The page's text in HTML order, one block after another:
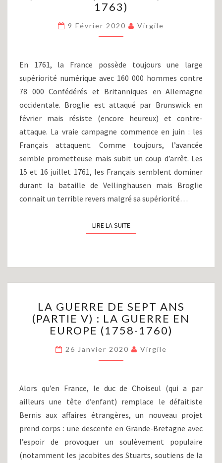
SEPT
(PARTIE
VII)
LA
PAIX
(1761-
1763)
1763)
9 Février 2020 Virgile
En 1761, la France possède toujours une large
supériorité numérique avec 160 000 hommes contre
78 000 Confédérés et Britanniques en Allemagne
occidentale. Broglie est attaqué par Brunswick en
février mais résiste (encore heureux) et contre-
attaque. La vraie campagne commence en juin : les
Français attaquent. Comme toujours, l’avancée
semble prometteuse mais subit un coup d’arrêt. Les
15 et 16 juillet 1761, les Français semblent dominer
durant la bataille de Vellinghausen mais Broglie
connait un terrible revers malgré sa supériorité…
LIRE LA SUITELIRE LA SUITE
GUERRE
DE
SEPT
(PARTIE
V)
GUERRE
EN
EUROPE
(1758-
1760)
LA GUERRE DE SEPT ANS
(PARTIE V) : LA GUERRE EN
EUROPE (1758-1760)
26 Janvier 2020 Virgile
Alors qu’en France, le duc de Choiseul (qui a par
ailleurs une tête d’enfant) remplace le défaitiste
Bernis aux affaires étrangères, un nouveau projet
prend corps : une descente en Grande-Bretagne avec
l’espoir de provoquer un soulèvement populaire
(notamment les jacobites des Stuarts, soutiens de la